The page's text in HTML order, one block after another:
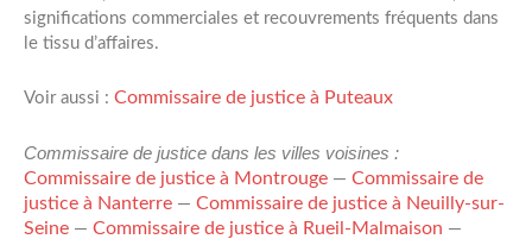
significations commerciales et recouvrements fréquents dans
le tissu d’affaires.
Voir aussi : Commissaire de justice à Puteaux
Commissaire de justice dans les villes voisines :
Commissaire de justice à Montrouge — Commissaire de
justice à Nanterre — Commissaire de justice à Neuilly-sur-
Seine — Commissaire de justice à Rueil-Malmaison —